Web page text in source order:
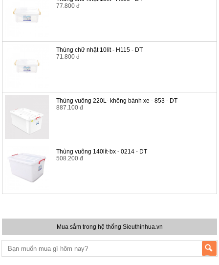
77.800 đ
Thùng chữ nhật 10lít - H115 - DT
71.800 đ
Thùng vuông 220L- không bánh xe - 853 - DT
887.100 đ
Thùng vuông 140lít-bx - 0214 - DT
508.200 đ
Mua sắm trong hệ thống Sieuthinhua.vn